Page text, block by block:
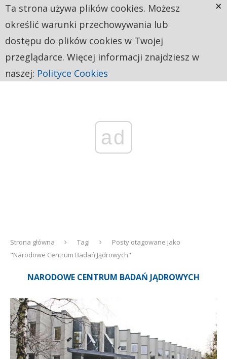
ad
Strona główna Tagi
Posty otagowane jako
"Narodowe Centrum Badań Jądrowych"
NARODOWE CENTRUM BADAŃ JĄDROWYCH
Ta strona używa plików cookies. Możesz
określić warunki przechowywania lub
dostępu do plików cookies w Twojej
przeglądarce. Więcej informacji znajdziesz w
naszej: Polityce Cookies
×